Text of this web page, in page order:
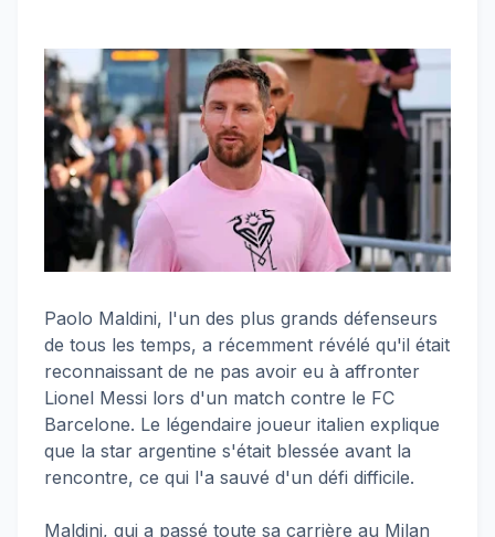
Paolo Maldini, l'un des plus grands défenseurs
de tous les temps, a récemment révélé qu'il était
reconnaissant de ne pas avoir eu à affronter
Lionel Messi lors d'un match contre le FC
Barcelone. Le légendaire joueur italien explique
que la star argentine s'était blessée avant la
rencontre, ce qui l'a sauvé d'un défi difficile.
Maldini, qui a passé toute sa carrière au Milan